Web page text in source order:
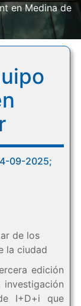
en Medina de
09-2025;
de los
la ciudad
edición
I+D+i que